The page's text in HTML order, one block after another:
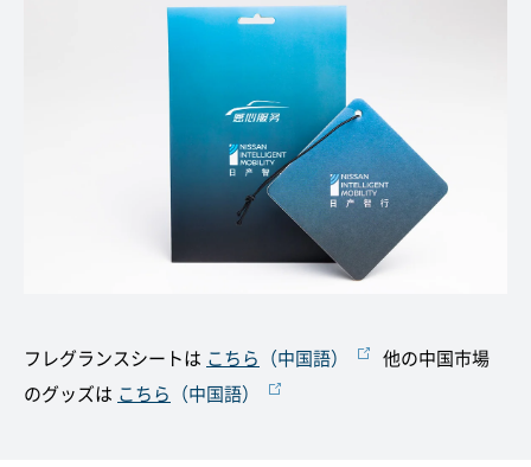
フレグランスシートは こちら （中国語）
他の中国市場
のグッズは こちら （中国語）